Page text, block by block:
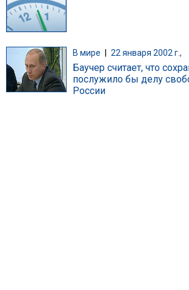
В мире 22 января 2002 г.,
Баучер считает, что
послужило бы делу
России